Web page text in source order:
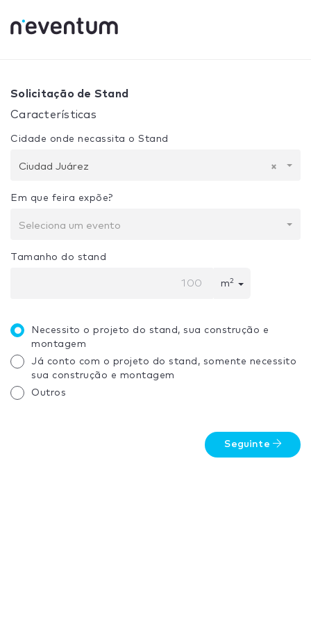
Sua seleção: Projeto + Construção
Solicitação de Stand
Características
Cidade onde necassita o Stand
×
Ciudad Juárez
Em que feira expõe?
Seleciona um evento
Tamanho do stand
m2
Necessito o projeto do stand, sua construção e
montagem
Já conto com o projeto do stand, somente necessito
sua construção e montagem
Outros
Seguinte